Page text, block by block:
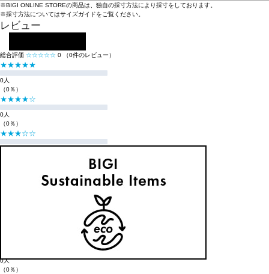
※BIGI ONLINE STOREの商品は、独自の採寸方法により採寸をしております。
※採寸方法についてはサイズガイドをご覧ください。
レビュー
総合評価 ☆☆☆☆☆ 0 （0件のレビュー）
★★★★★
0人
（0％）
★★★★☆
0人
（0％）
★★★☆☆
0人
0人
（0％）